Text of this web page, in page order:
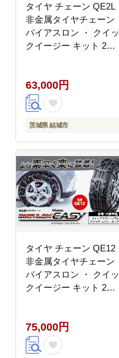
タイヤ チェーン QE2L
非金属タイヤチェーン
バイアスロン ・ クイッ
クイージー キット 2本
定(土日祝除く)》茨城
県 結城市 ブラック 雪
路 走行 雪積 雪 冬 冬支
度 安全 安心 簡単 装着
品 帰省 仕事 グリップ
性能 柔軟 高性能 国内
生産 高耐久【配送不可
地域あり】(沖縄・離
島)---yuki_kmt_8_1s---
63,000円
茨城県 結城市
タイヤ チェーン QE12
非金属タイヤチェーン
バイアスロン ・ クイッ
クイージー キット 2本
定(土日祝除く)》茨城
県 結城市 ブラック 雪
路 走行 雪積 雪 冬 冬支
75,000円